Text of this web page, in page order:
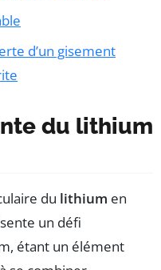
d’un gisement
du lithium
du lithium en
un défi
étant un élément